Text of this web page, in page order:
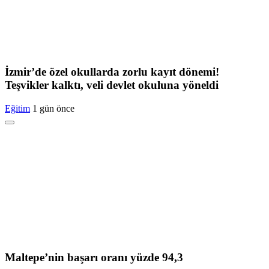
İzmir’de özel okullarda zorlu kayıt dönemi!
Teşvikler kalktı, veli devlet okuluna yöneldi
Eğitim 1 gün önce
Maltepe’nin başarı oranı yüzde 94,3